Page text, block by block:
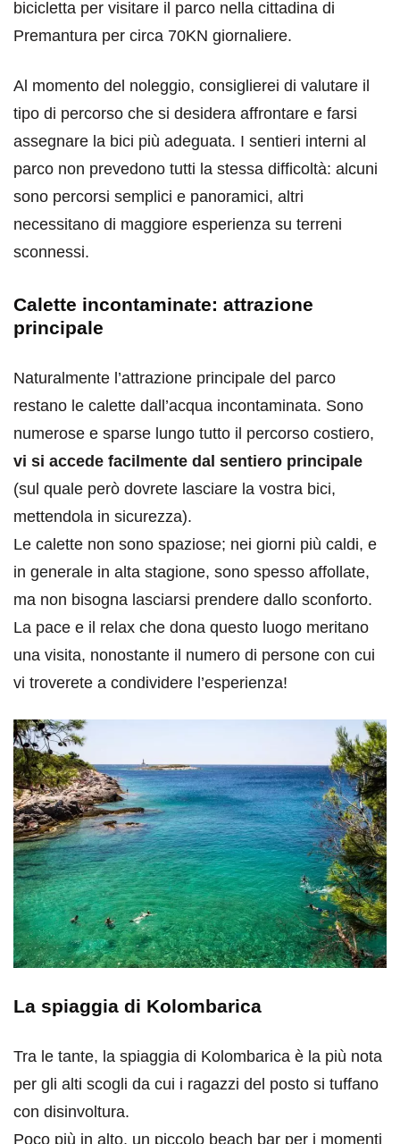
bicicletta per visitare il parco nella cittadina di
Premantura per circa 70KN giornaliere.
Al momento del noleggio, consiglierei di valutare il
tipo di percorso che si desidera affrontare e farsi
assegnare la bici più adeguata. I sentieri interni al
parco non prevedono tutti la stessa difficoltà: alcuni
sono percorsi semplici e panoramici, altri
necessitano di maggiore esperienza su terreni
sconnessi.
Calette incontaminate: attrazione
principale
Naturalmente l’attrazione principale del parco
restano le calette dall’acqua incontaminata. Sono
numerose e sparse lungo tutto il percorso costiero,
vi si accede facilmente dal sentiero principale
(sul quale però dovrete lasciare la vostra bici,
mettendola in sicurezza).
Le calette non sono spaziose; nei giorni più caldi, e
in generale in alta stagione, sono spesso affollate,
ma non bisogna lasciarsi prendere dallo sconforto.
La pace e il relax che dona questo luogo meritano
una visita, nonostante il numero di persone con cui
vi troverete a condividere l’esperienza!
La spiaggia di Kolombarica
Tra le tante, la spiaggia di Kolombarica è la più nota
per gli alti scogli da cui i ragazzi del posto si tuffano
con disinvoltura.
Poco più in alto, un piccolo beach bar per i momenti